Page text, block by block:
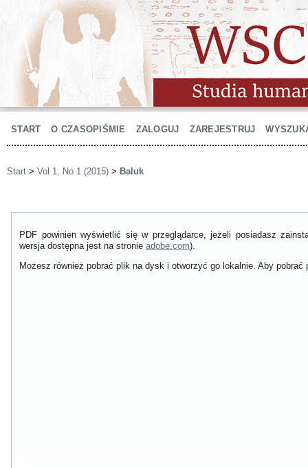
START O CZASOPIŚMIE ZALOGUJ ZAREJESTRUJ
Start > Vol 1, No 1 (2015) > Baluk
PDF powinien wyświetlić się w przeglądarce, jeżeli posiadasz
wersja dostępna jest na stronie adobe.com).
Możesz również pobrać plik na dysk i otworzyć go lokalnie. Aby